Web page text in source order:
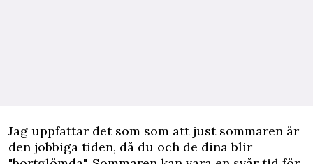
Jag uppfattar det som som att just sommaren är
den jobbiga tiden, då du och de dina blir